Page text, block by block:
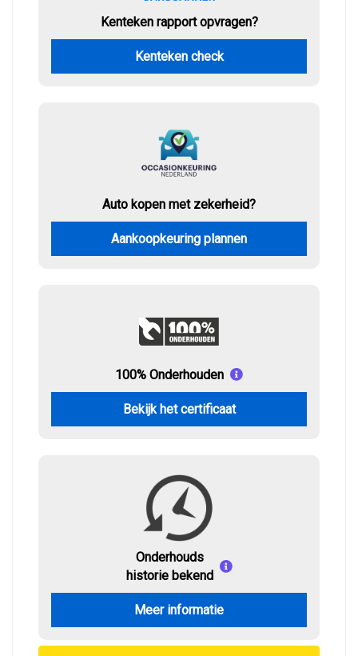
Kenteken rapport opvragen?
Kenteken check
Auto kopen met zekerheid?
Aankoopkeuring plannen
100% Onderhouden
Bekijk het certificaat
Onderhouds
historie bekend
Meer informatie